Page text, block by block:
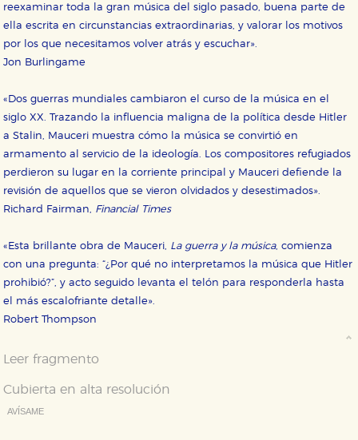
reexaminar toda la gran música del siglo pasado, buena parte de
ella escrita en circunstancias extraordinarias, y valorar los motivos
por los que necesitamos volver atrás y escuchar».
Jon Burlingame
«Dos guerras mundiales cambiaron el curso de la música en el
siglo XX. Trazando la influencia maligna de la política desde Hitler
a Stalin, Mauceri muestra cómo la música se convirtió en
armamento al servicio de la ideología. Los compositores refugiados
perdieron su lugar en la corriente principal y Mauceri defiende la
revisión de aquellos que se vieron olvidados y desestimados».
Richard Fairman, Financial Times
«Esta brillante obra de Mauceri, La guerra y la música, comienza
con una pregunta: “¿Por qué no interpretamos la música que Hitler
prohibió?”, y acto seguido levanta el telón para responderla hasta
el más escalofriante detalle».
Robert Thompson
Leer fragmento
Cubierta en alta resolución
AVÍSAME
Cookies de publicidad y redes sociales
Estas cookies son gestionadas por nuestros socios
publicitarios y se utilizan para mostrar publicidad
relevante para sus intereses en otros sitios. No
almacenan directamente información personal sino
GUARDAR CONFIGURACIÓN
Puede consultar nuestra política de cookies